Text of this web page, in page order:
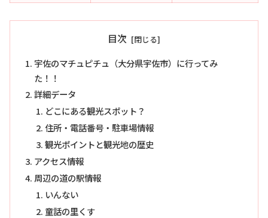
目次
宇佐のマチュピチュ（大分県宇佐市）に行ってみ
た！！
詳細データ
どこにある観光スポット？
住所・電話番号・駐車場情報
観光ポイントと観光地の歴史
アクセス情報
周辺の道の駅情報
いんない
童話の里くす